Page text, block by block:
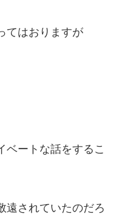
てはおりますが
ベートな話をするこ
遠されていたのだろ